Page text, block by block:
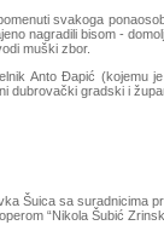
svakoga
nagradili bisom -
muški zbor.
Anto Đapić (kojemu
dubrovački gradski i
Šuica sa suradnicima
“Nikola Šubić